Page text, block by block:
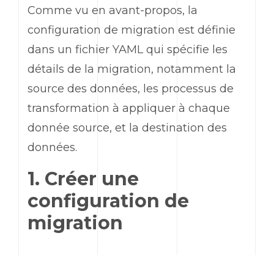
Comme vu en avant-propos, la
configuration de migration est définie
dans un fichier YAML qui spécifie les
détails de la migration, notamment la
source des données, les processus de
transformation à appliquer à chaque
donnée source, et la destination des
données.
1. Créer une
configuration de
migration